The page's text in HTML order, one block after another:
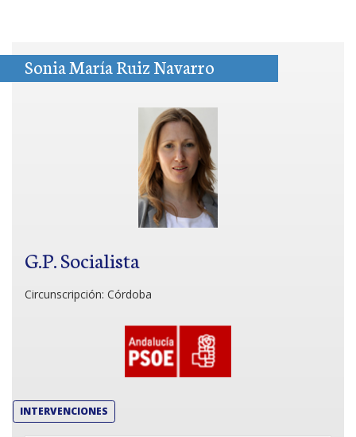
Sonia María Ruiz Navarro
G.P. Socialista
Circunscripción: Córdoba
INTERVENCIONES